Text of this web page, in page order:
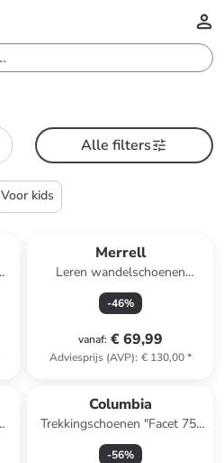
Alle filters
Voor kids
Merrell
Leren wandelschoenen
"Yokota 3 GTX" grijs
-46%
vanaf: € 69,99
Adviesprijs (AVP): € 130,00*
Columbia
Trekkingschoenen "Facet 75"
bruin
-56%